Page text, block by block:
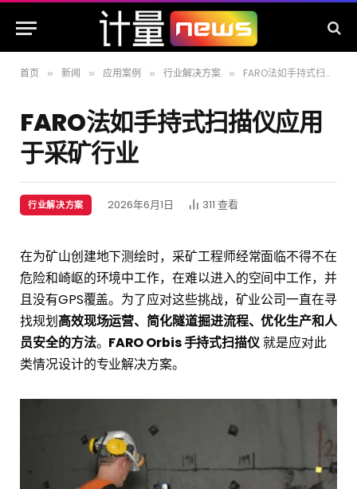
首页 » 新闻 » 应用案例 » 行业解决方案 » FARO法如手持式扫描仪应用于采矿行业
FARO法如手持式扫描仪应用
于采矿行业
行业解决方案 2026年6月1日 311 查看
在为矿山创建地下测绘时，采矿工程师经常面临不得不在
危险和崎岖的环境中工作，在难以进入的空间中工作，并
且没有GPS覆盖。为了应对这些挑战，矿业公司一直在寻
找规划高效现场运营、简化隧道掘进流程、优化生产和人
员安全的方法。 FARO Orbis 手持式扫描仪就是应对此
类情况设计的专业解决方案。